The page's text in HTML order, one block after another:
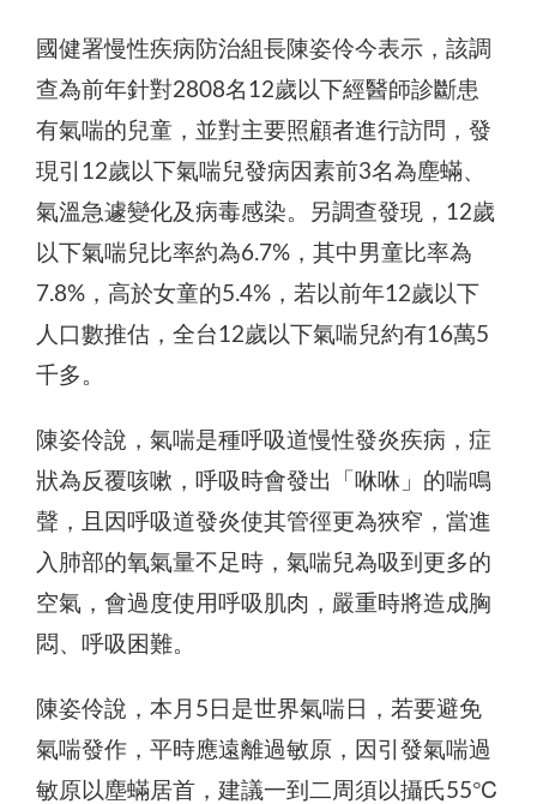
國健署慢性疾病防治組長陳姿伶今表示，該調
查為前年針對2808名12歲以下經醫師診斷患
有氣喘的兒童，並對主要照顧者進行訪問，發
現引12歲以下氣喘兒發病因素前3名為塵蟎、
氣溫急遽變化及病毒感染。另調查發現，12歲
以下氣喘兒比率約為6.7%，其中男童比率為
7.8%，高於女童的5.4%，若以前年12歲以下
人口數推估，全台12歲以下氣喘兒約有16萬5
千多。
陳姿伶說，氣喘是種呼吸道慢性發炎疾病，症
狀為反覆咳嗽，呼吸時會發出「咻咻」的喘鳴
聲，且因呼吸道發炎使其管徑更為狹窄，當進
入肺部的氧氣量不足時，氣喘兒為吸到更多的
空氣，會過度使用呼吸肌肉，嚴重時將造成胸
悶、呼吸困難。
陳姿伶說，本月5日是世界氣喘日，若要避免
氣喘發作，平時應遠離過敏原，因引發氣喘過
敏原以塵蟎居首，建議一到二周須以攝氏55℃